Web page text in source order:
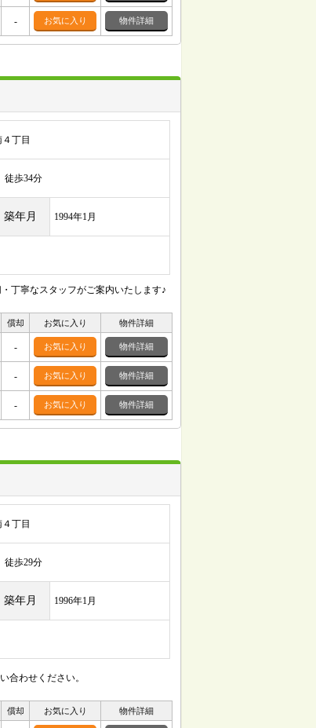
- お気に入り 物件詳細
丁目
歩34分
築年月 1994年1月
丁寧なスタッフがご案内いたします♪
償却 お気に入り 物件詳細
- お気に入り 物件詳細
- お気に入り 物件詳細
- お気に入り 物件詳細
丁目
歩29分
築年月 1996年1月
合わせください。
償却 お気に入り 物件詳細